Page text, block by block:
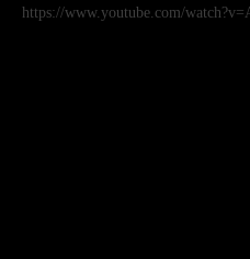
https://www.youtube.com/